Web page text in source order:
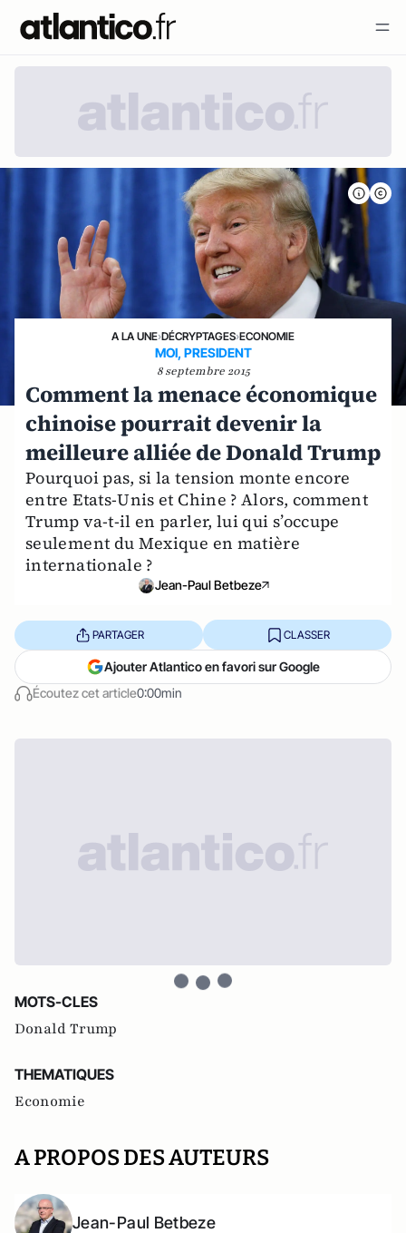
A LA UNE›DÉCRYPTAGES›ECONOMIE
MOI, PRESIDENT
8 septembre 2015
Comment la menace économique
chinoise pourrait devenir la
meilleure alliée de Donald Trump
Pourquoi pas, si la tension monte encore
entre Etats-Unis et Chine ? Alors, comment
Trump va-t-il en parler, lui qui s’occupe
seulement du Mexique en matière
internationale ?
Jean-Paul Betbeze
Écoutez cet article0:00min
PARTAGER CLASSER
Ajouter Atlantico en favori sur Google
MOTS-CLES
Donald Trump
THEMATIQUES
Economie
A PROPOS DES AUTEURS
Jean-Paul Betbeze